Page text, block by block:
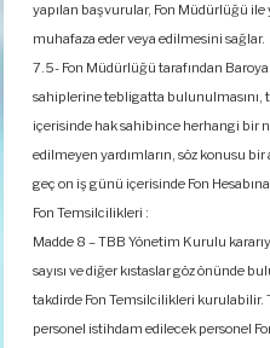
yapılan başvurular, Fon Müdürlüğü ile
muhafaza eder veya edilmesini sağlar.
7.5- Fon Müdürlüğü tarafından
sahiplerine tebligatta
içerisinde hak sahibince herhangi bir
edilmeyen yardımların, söz konusu
geç on iş günü içerisinde Fon
Fon Temsilcilikleri :
Madde 8 – TBB Yönetim Kurulu
sayısı ve diğer kıstaslar göz önünde
takdirde Fon Temsilcilikleri
personel istihdam edilecek personel